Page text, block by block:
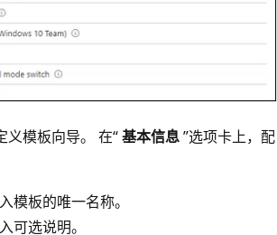
义模板向导。 在“基本信息”选项卡上，配
模板的唯一名称。
可选说明。